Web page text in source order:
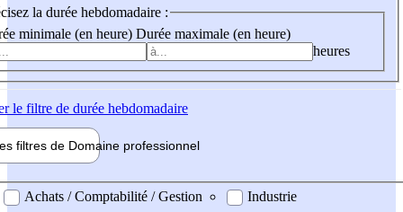
la durée hebdomadaire :
minimale (en heure) Durée maximale (en heure)
heures
le filtre de durée hebdomadaire
filtres de Domaine professionnel
professionel
Achats / Comptabilité / Gestion
Industrie